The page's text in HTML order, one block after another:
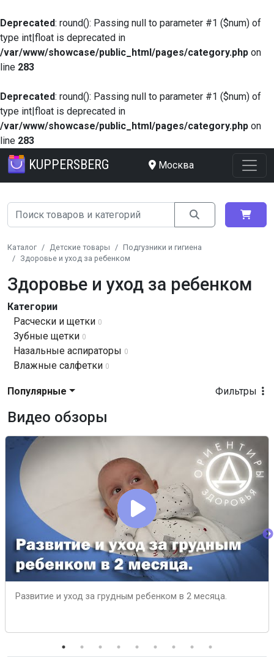
Deprecated: round(): Passing null to parameter #1 ($num) of
type int|float is deprecated in
/var/www/showcase/public_html/pages/category.php on
line 283
Deprecated: round(): Passing null to parameter #1 ($num) of
type int|float is deprecated in
/var/www/showcase/public_html/pages/category.php on
line 283
KUPPERSBERG Москва
Каталог Детские товары
Подгузники и гигиена
Здоровье и уход за ребенком
Здоровье и уход за ребенком
Категории
Расчески и щетки 0
Зубные щетки 0
Назальные аспираторы 0
Влажные салфетки 0
Фильтры
Популярные
Видео обзоры
Развитие и уход за грудным ребенком в 2 месяца.